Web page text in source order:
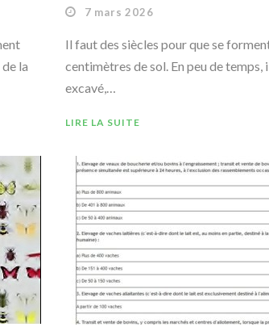
la
7 mars 2026
Il faut des siècles pour que se
centimètres de sol. En peu de temps,
excavé,…
LIRE LA SUITE